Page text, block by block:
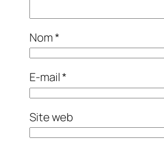
Nom*
E-mail*
Site web